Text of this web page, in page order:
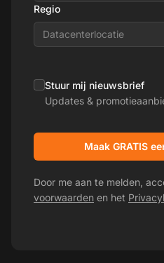
Regio
Datacenterlocatie
Stuur mij nieuwsbrief
Updates &
Maak GRATIS
Door me aan te melden,
voorwaarden en het